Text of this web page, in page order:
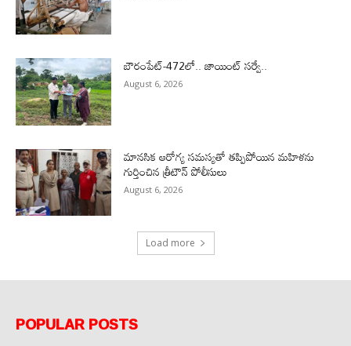
బౌరంపేట్-472లో.. జాయింట్ సర్వే..
August 6, 2026
మానసిక ఆరోగ్య సమస్యతో తప్పిపోయిన మహిళను
గుర్తించిన త్రీటౌన్ పోలీసులు
August 6, 2026
Load more
POPULAR POSTS